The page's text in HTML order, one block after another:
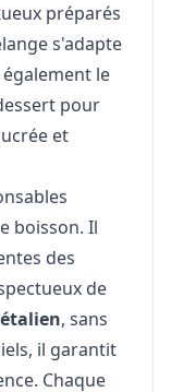
préparés
s'adapte
le
pour
et
boisson. Il
des
de
, sans
il garantit
Chaque